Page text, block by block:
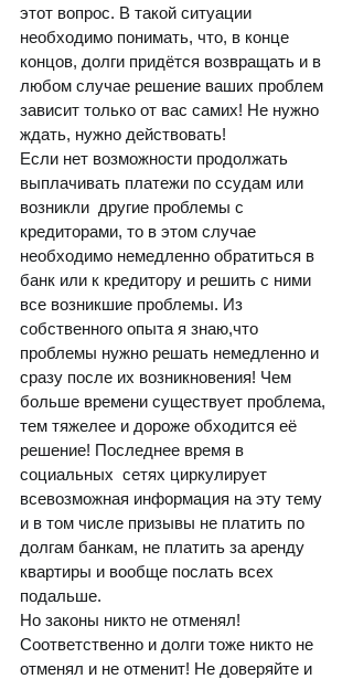
этот вопрос. В такой ситуации
необходимо понимать, что, в конце
концов, долги придётся возвращать и в
любом случае решение ваших проблем
зависит только от вас самих! Не нужно
ждать, нужно действовать!
Если нет возможности продолжать
выплачивать платежи по ссудам или
возникли  другие проблемы с
кредиторами, то в этом случае
необходимо немедленно обратиться в
банк или к кредитору и решить с ними
все возникшие проблемы. Из
собственного опыта я знаю,что
проблемы нужно решать немедленно и
сразу после их возникновения! Чем
больше времени существует проблема,
тем тяжелее и дороже обходится её
решение! Последнее время в
социальных  сетях циркулирует
всевозможная информация на эту тему
и в том числе призывы не платить по
долгам банкам, не платить за аренду
квартиры и вообще послать всех
подальше.
Но законы никто не отменял!
Соответственно и долги тоже никто не
отменял и не отменит! Не доверяйте и